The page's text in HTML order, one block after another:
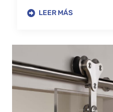
LEER MÁS